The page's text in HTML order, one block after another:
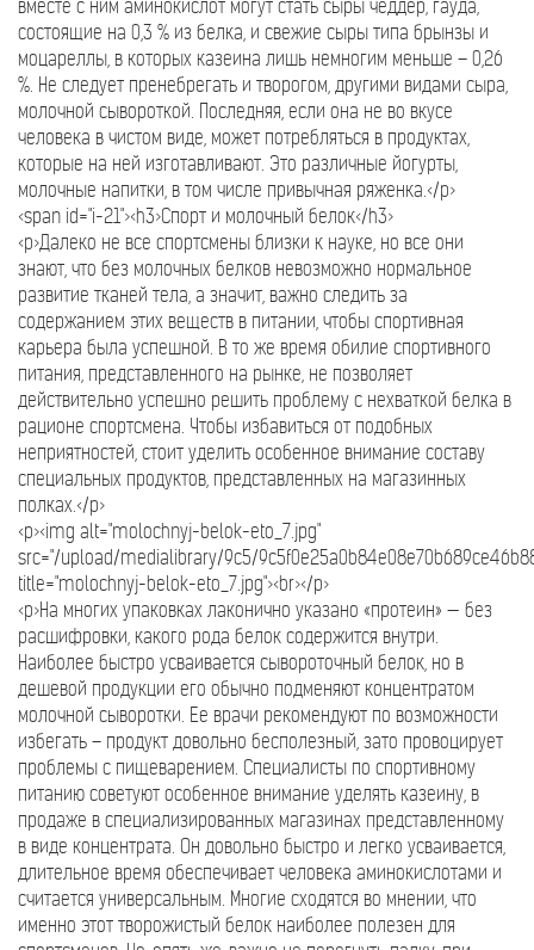
вместе с ним аминокислот могут стать сыры чеддер, гауда,
состоящие на 0,3 % из белка, и свежие сыры типа брынзы и
моцареллы, в которых казеина лишь немногим меньше – 0,26
%. Не следует пренебрегать и творогом, другими видами сыра,
молочной сывороткой. Последняя, если она не во вкусе
человека в чистом виде, может потребляться в продуктах,
которые на ней изготавливают. Это различные йогурты,
молочные напитки, в том числе привычная ряженка.</p>
<span id="i-21"><h3>Спорт и молочный белок</h3>
<p>Далеко не все спортсмены близки к науке, но все они
знают, что без молочных белков невозможно нормальное
развитие тканей тела, а значит, важно следить за
содержанием этих веществ в питании, чтобы спортивная
карьера была успешной. В то же время обилие спортивного
питания, представленного на рынке, не позволяет
действительно успешно решить проблему с нехваткой белка в
рационе спортсмена. Чтобы избавиться от подобных
неприятностей, стоит уделить особенное внимание составу
специальных продуктов, представленных на магазинных
полках.</p>
<p><img alt="molochnyj-belok-eto_7.jpg"
src="/upload/medialibrary/9c5/
title="molochnyj-belok-eto_7.jpg"><br></p>
<p>На многих упаковках лаконично указано «протеин» — без
расшифровки, какого рода белок содержится внутри.
Наиболее быстро усваивается сывороточный белок, но в
дешевой продукции его обычно подменяют концентратом
молочной сыворотки. Ее врачи рекомендуют по возможности
избегать – продукт довольно бесполезный, зато провоцирует
проблемы с пищеварением. Специалисты по спортивному
питанию советуют особенное внимание уделять казеину, в
продаже в специализированных магазинах представленному
в виде концентрата. Он довольно быстро и легко усваивается,
длительное время обеспечивает человека аминокислотами и
считается универсальным. Многие сходятся во мнении, что
именно этот творожистый белок наиболее полезен для